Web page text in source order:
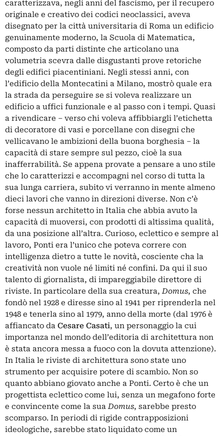
caratterizzava, negli anni del fascismo, per il recupero
originale e creativo dei codici neoclassici, aveva
disegnato per la città universitaria di Roma un edificio
genuinamente moderno, la Scuola di Matematica,
composto da parti distinte che articolano una
volumetria scevra dalle disgustanti prove retoriche
degli edifici piacentiniani. Negli stessi anni, con
l’edificio della Montecatini a Milano, mostrò quale era
la strada da perseguire se si voleva realizzare un
edificio a uffici funzionale e al passo con i tempi. Quasi
a rivendicare ‒ verso chi voleva affibbiargli l’etichetta
di decoratore di vasi e porcellane con disegni che
vellicavano le ambizioni della buona borghesia ‒ la
capacità di stare sempre sul pezzo, cioè la sua
inafferrabilità. Se appena provate a pensare a uno stile
che lo caratterizzi e accompagni nel corso di tutta la
sua lunga carriera, subito vi verranno in mente almeno
dieci lavori che vanno in direzioni diverse. Non c’è
forse nessun architetto in Italia che abbia avuto la
capacità di muoversi, con prodotti di altissima qualità,
da una posizione all’altra. Curioso, eclettico e sempre al
lavoro, Ponti era l’unico che poteva correre con
intelligenza dietro a tutte le novità, cosciente cha la
creatività non vuole né limiti né confini. Da qui il suo
talento di giornalista, di impareggiabile direttore di
riviste. In particolare della sua creatura,Domus, che
fondò nel 1928 e diresse sino al 1941 per riprenderla nel
1948 e tenerla sino al 1979, anno della morte (dal 1976 è
affiancato da Cesare Casati, un personaggio la cui
importanza nel mondo dell’editoria di architettura non
è stata ancora messa a fuoco con la dovuta attenzione).
In Italia le riviste di architettura sono state uno
strumento per acquisire potere di scambio. Non so
quanto abbiano giovato anche a Ponti. Certo è che un
progettista eclettico come lui, senza un megafono forte
e convincente come la suaDomus, sarebbe presto
scomparso. In periodi di rigide contrapposizioni
ideologiche, sarebbe stato liquidato come un